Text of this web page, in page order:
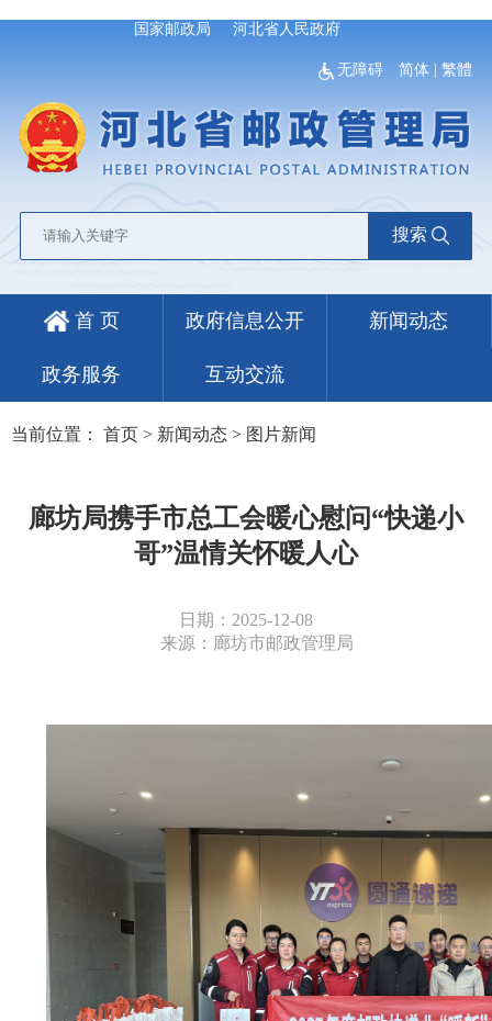
国家邮政局 河北省人民政府
无障碍 简体 |繁體
搜索
首 页 政府信息公开 新闻动态
政务服务 互动交流
当前位置： 首页 > 新闻动态 > 图片新闻
廊坊局携手市总工会暖心慰问“快递小
哥”温情关怀暖人心
日期：2025-12-08
来源：廊坊市邮政管理局